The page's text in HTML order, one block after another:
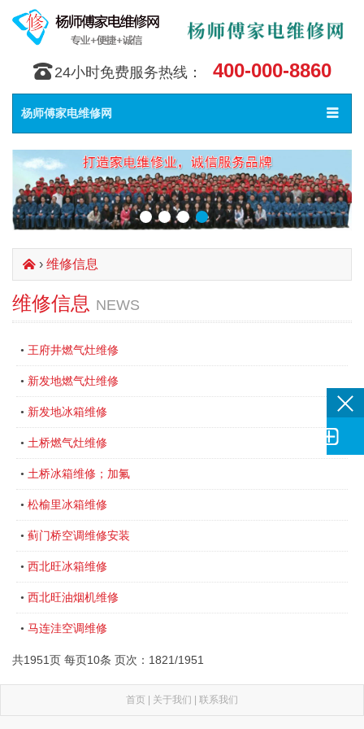
󰇯 24小时免费服务热线： 400-000-8860
Toggle
󰀥
杨师傅家电维修网
󰄫 › 维修信息
维修信息 NEWS
• 王府井燃气灶维修
• 新发地燃气灶维修
• 新发地冰箱维修
• 土桥燃气灶维修
• 土桥冰箱维修；加氟
• 松榆里冰箱维修
• 蓟门桥空调维修安装
• 西北旺冰箱维修
• 西北旺油烟机维修
• 马连洼空调维修
共1951页 每页10条 页次：1821/1951
首页 | 关于我们 | 联系我们
